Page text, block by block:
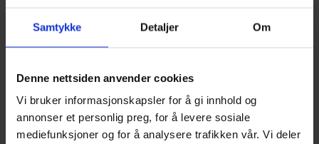
Samtykke Detaljer Om
Denne nettsiden anvender cookies
Vi bruker informasjonskapsler for å gi innhold og
annonser et personlig preg, for å levere sosiale
mediefunksjoner og for å analysere trafikken vår. Vi deler